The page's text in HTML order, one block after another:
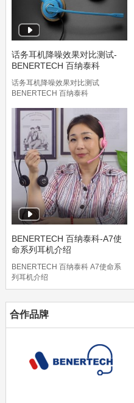
话务耳机降噪效果对比测试-
BENERTECH 百纳泰科
话务耳机降噪效果对比测试
BENERTECH 百纳泰科
BENERTECH 百纳泰科-A7使
命系列耳机介绍
BENERTECH 百纳泰科 A7使命系
列耳机介绍
合作品牌